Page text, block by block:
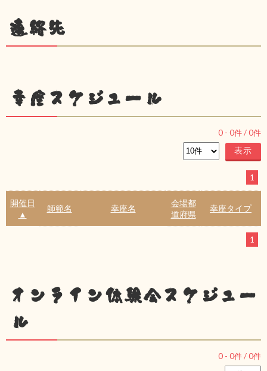
連絡先
幸座スケジュール
0 - 0件 /0件
1
開催日
▲
師範名 幸座名
会場都
道府県
幸座タイプ
1
オンライン体験会スケジュー
ル
0 - 0件 /0件